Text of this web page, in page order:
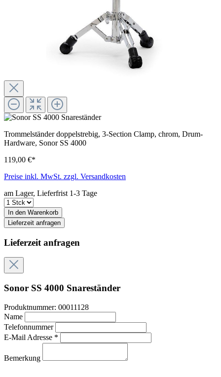
Trommelständer doppelstrebig, 3-Section Clamp, chrom, Drum-
Hardware, Sonor SS 4000
119,00 €*
Preise inkl. MwSt. zzgl. Versandkosten
am Lager, Lieferfrist 1-3 Tage
In den Warenkorb
Lieferzeit anfragen
Lieferzeit anfragen
Sonor SS 4000 Snareständer
Produktnummer: 00011128
Name
Telefonnummer
E-Mail Adresse *
Bemerkung